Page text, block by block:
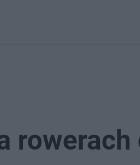
rowerach